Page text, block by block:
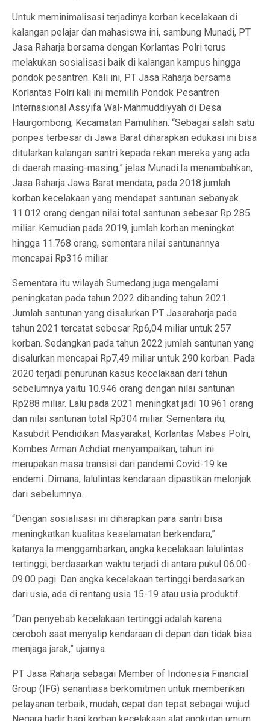
Untuk meminimalisasi terjadinya korban kecelakaan di
kalangan pelajar dan mahasiswa ini, sambung Munadi, PT
Jasa Raharja bersama dengan Korlantas Polri terus
melakukan sosialisasi baik di kalangan kampus hingga
pondok pesantren. Kali ini, PT Jasa Raharja bersama
Korlantas Polri kali ini memilih Pondok Pesantren
Internasional Assyifa Wal-Mahmuddiyyah di Desa
Haurgombong, Kecamatan Pamulihan. “Sebagai salah satu
ponpes terbesar di Jawa Barat diharapkan edukasi ini bisa
ditularkan kalangan santri kepada rekan mereka yang ada
di daerah masing-masing,” jelas Munadi.Ia menambahkan,
Jasa Raharja Jawa Barat mendata, pada 2018 jumlah
korban kecelakaan yang mendapat santunan sebanyak
11.012 orang dengan nilai total santunan sebesar Rp 285
miliar. Kemudian pada 2019, jumlah korban meningkat
hingga 11.768 orang, sementara nilai santunannya
mencapai Rp316 miliar.
Sementara itu wilayah Sumedang juga mengalami
peningkatan pada tahun 2022 dibanding tahun 2021.
Jumlah santunan yang disalurkan PT Jasaraharja pada
tahun 2021 tercatat sebesar Rp6,04 miliar untuk 257
korban. Sedangkan pada tahun 2022 jumlah santunan yang
disalurkan mencapai Rp7,49 miliar untuk 290 korban. Pada
2020 terjadi penurunan kasus kecelakaan dari tahun
sebelumnya yaitu 10.946 orang dengan nilai santunan
Rp288 miliar. Lalu pada 2021 meningkat jadi 10.961 orang
dan nilai santunan total Rp304 miliar. Sementara itu,
Kasubdit Pendidikan Masyarakat, Korlantas Mabes Polri,
Kombes Arman Achdiat menyampaikan, tahun ini
merupakan masa transisi dari pandemi Covid-19 ke
endemi. Dimana, lalulintas kendaraan dipastikan melonjak
dari sebelumnya.
“Dengan sosialisasi ini diharapkan para santri bisa
meningkatkan kualitas keselamatan berkendara,”
katanya.Ia menggambarkan, angka kecelakaan lalulintas
tertinggi, berdasarkan waktu terjadi di antara pukul 06.00-
09.00 pagi. Dan angka kecelakaan tertinggi berdasarkan
dari usia, ada di rentang usia 15-19 atau usia produktif.
“Dan penyebab kecelakaan tertinggi adalah karena
ceroboh saat menyalip kendaraan di depan dan tidak bisa
menjaga jarak,” ujarnya.
PT Jasa Raharja sebagai Member of Indonesia Financial
Group (IFG) senantiasa berkomitmen untuk memberikan
pelayanan terbaik, mudah, cepat dan tepat sebagai wujud